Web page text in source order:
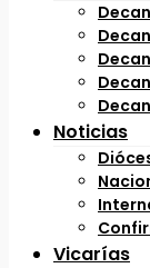
Noticias
Vicarías